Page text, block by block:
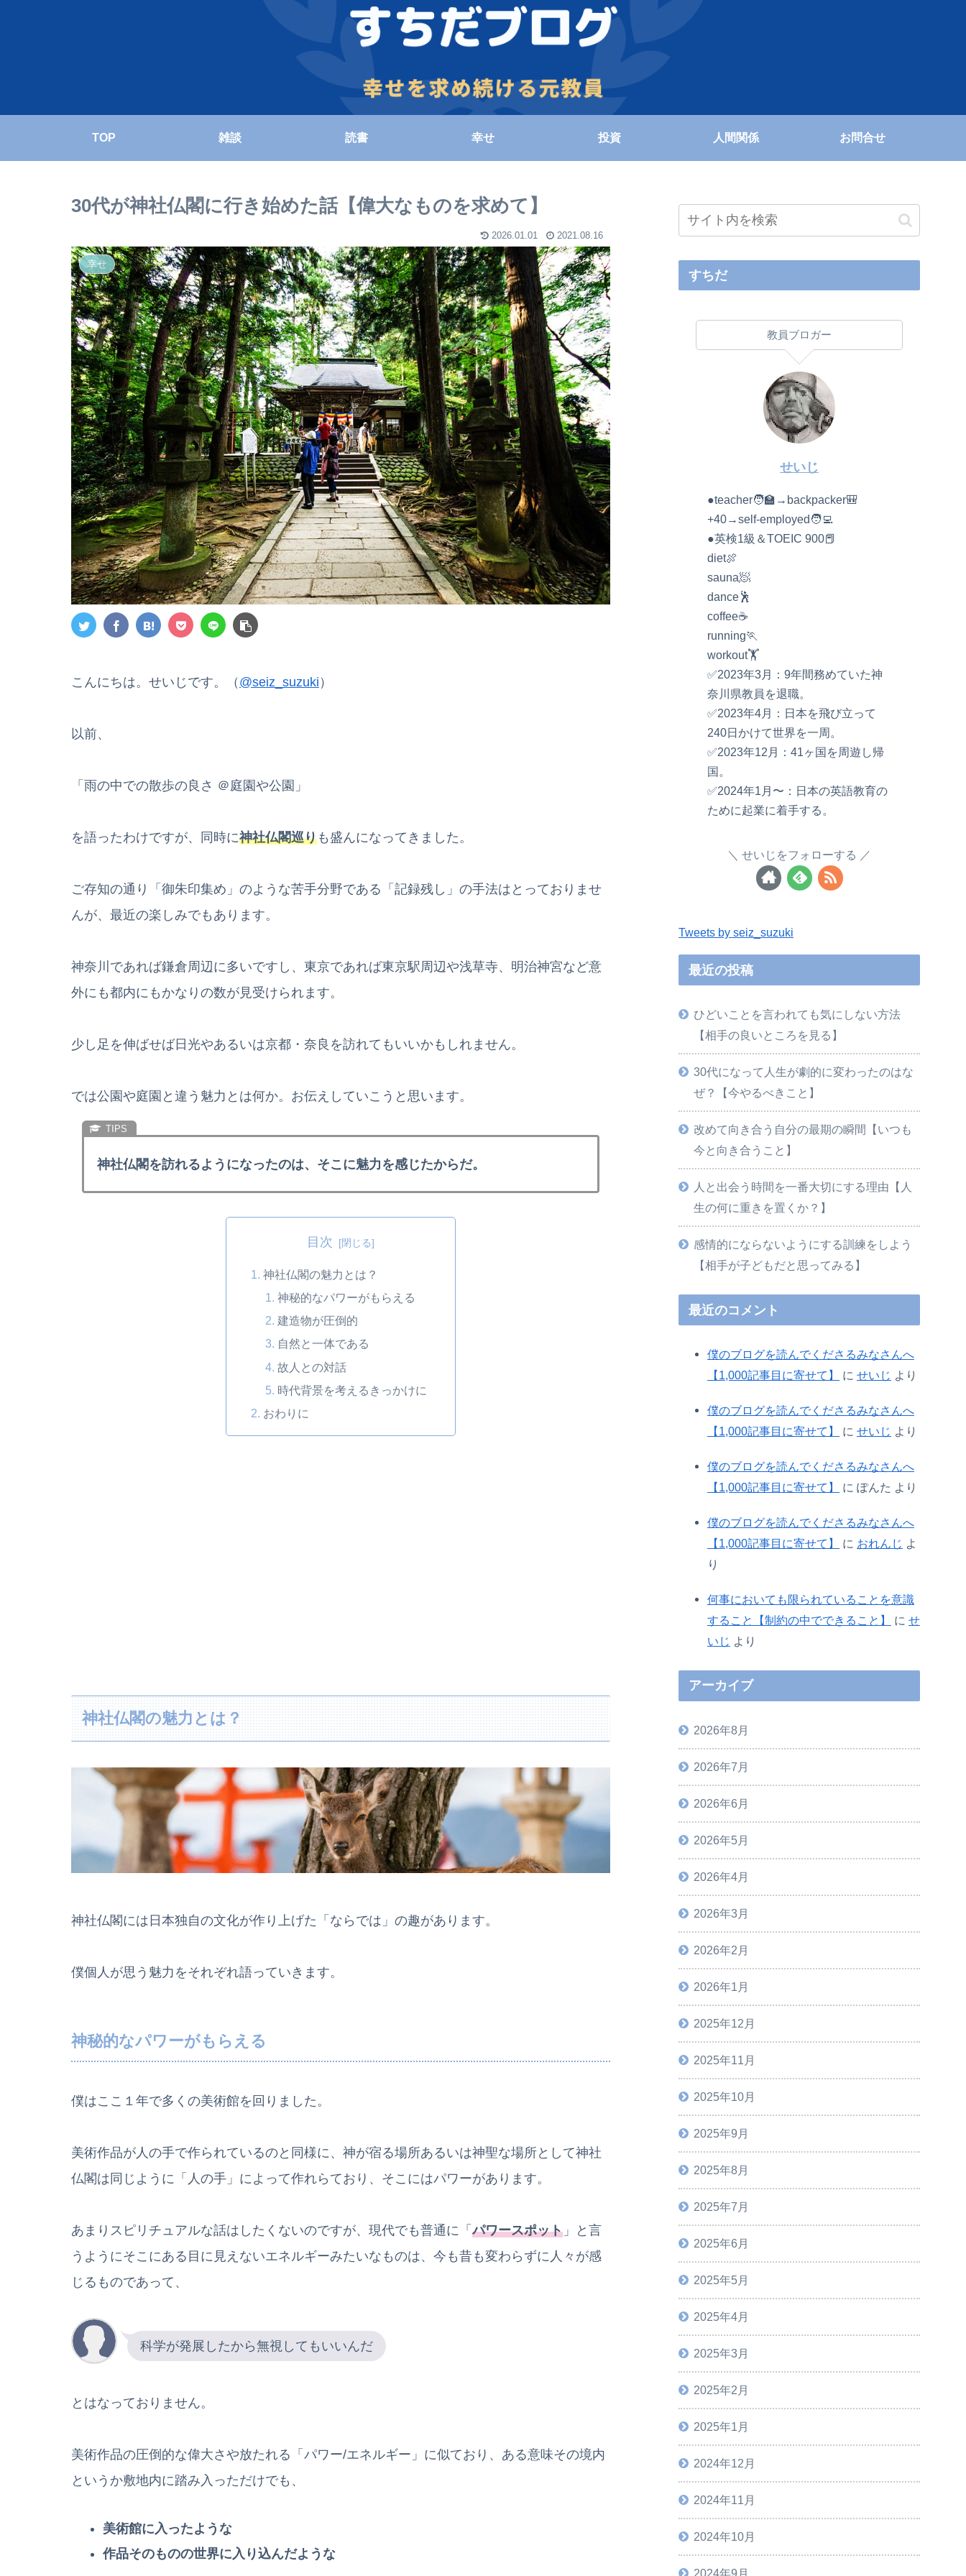
TOP 雑談 読書 幸せ 投資 人間関係 お問合せ
30代が神社仏閣に行き始めた話【偉大なものを求めて】
2026.01.01 2021.08.16
幸せ
こんにちは。せいじです。（ @seiz_suzuki ）
以前、
「雨の中での散歩の良さ ＠庭園や公園」
を語ったわけですが、同時に神社仏閣巡りも盛んになってきました。
ご存知の通り「御朱印集め」のような苦手分野である「記録残し」の手法はとっておりませ
んが、最近の楽しみでもあります。
神奈川であれば鎌倉周辺に多いですし、東京であれば東京駅周辺や浅草寺、明治神宮など意
外にも都内にもかなりの数が見受けられます。
少し足を伸ばせば日光やあるいは京都・奈良を訪れてもいいかもしれません。
では公園や庭園と違う魅力とは何か。お伝えしていこうと思います。
神社仏閣を訪れるようになったのは、そこに魅力を感じたからだ。
目次
神社仏閣の魅力とは？
神秘的なパワーがもらえる
建造物が圧倒的
自然と一体である
故人との対話
時代背景を考えるきっかけに
おわりに
神社仏閣の魅力とは？
神社仏閣には日本独自の文化が作り上げた「ならでは」の趣があります。
僕個人が思う魅力をそれぞれ語っていきます。
神秘的なパワーがもらえる
僕はここ１年で多くの美術館を回りました。
美術作品が人の手で作られているのと同様に、神が宿る場所あるいは神聖な場所として神社
仏閣は同じように「人の手」によって作れらており、そこにはパワーがあります。
あまりスピリチュアルな話はしたくないのですが、現代でも普通に「パワースポット 」と言
うようにそこにある目に見えないエネルギーみたいなものは、今も昔も変わらずに人々が感
じるものであって、
科学が発展したから無視してもいいんだ
とはなっておりません。
美術作品の圧倒的な偉大さや放たれる「パワー/エネルギー」に似ており、ある意味その境内
というか敷地内に踏み入っただけでも、
美術館に入ったような
作品そのものの世界に入り込んだような
すちだ
教員ブロガー
せいじ
●teacher🧑‍🏫→backpacker🎒
+40→self-employed🧑‍💻
●英検1級＆TOEIC 900📕
diet🍖
sauna🧖
dance🕺
coffee☕️
running🏃
workout🏋️
✅2023年3月：9年間務めていた神
奈川県教員を退職。
✅2023年4月：日本を飛び立って
240日かけて世界を一周。
✅2023年12月：41ヶ国を周遊し帰
国。
✅2024年1月〜：日本の英語教育の
ために起業に着手する。
せいじをフォローする
Tweets by seiz_suzuki
最近の投稿
ひどいことを言われても気にしない方法
【相手の良いところを見る】
30代になって人生が劇的に変わったのはな
ぜ？【今やるべきこと】
改めて向き合う自分の最期の瞬間【いつも
今と向き合うこと】
人と出会う時間を一番大切にする理由【人
生の何に重きを置くか？】
感情的にならないようにする訓練をしよう
【相手が子どもだと思ってみる】
最近のコメント
僕のブログを読んでくださるみなさんへ
【1,000記事目に寄せて】
に せいじ より
僕のブログを読んでくださるみなさんへ
【1,000記事目に寄せて】
に せいじ より
僕のブログを読んでくださるみなさんへ
【1,000記事目に寄せて】
に ぽんた より
僕のブログを読んでくださるみなさんへ
【1,000記事目に寄せて】
に おれんじ よ
り
何事においても限られていることを意識
すること【制約の中でできること】
に せ
いじ より
アーカイブ
2026年8月
2026年7月
2026年6月
2026年5月
2026年4月
2026年3月
2026年2月
2026年1月
2025年12月
2025年11月
2025年10月
2025年9月
2025年8月
2025年7月
2025年6月
2025年5月
2025年4月
2025年3月
2025年2月
2025年1月
2024年12月
2024年11月
2024年10月
2024年9月